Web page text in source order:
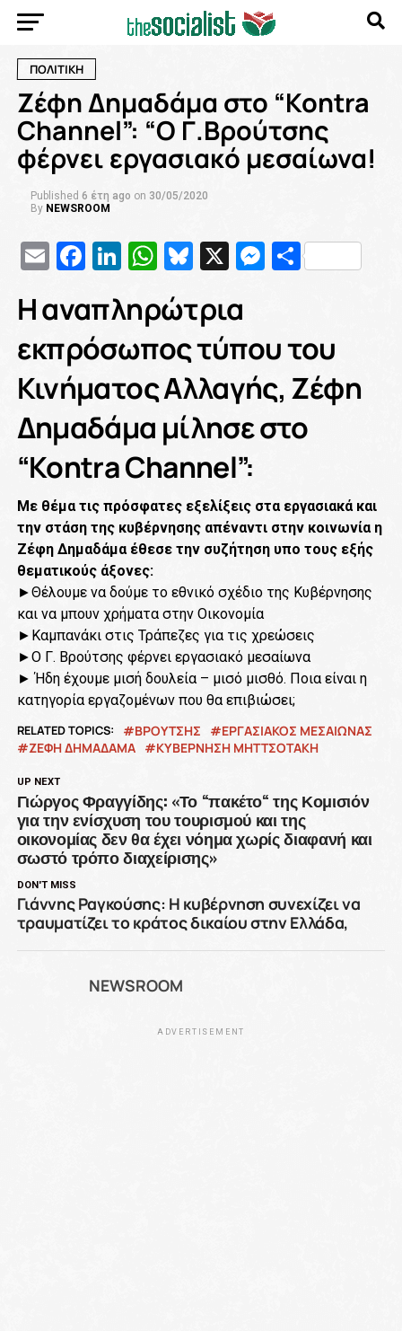
ΠΟΛΙΤΙΚΗ
Zέφη Δημαδάμα στο “Kontra
Channel”: “Ο Γ.Βρούτσης
φέρνει εργασιακό μεσαίωνα!
Published 6 έτη ago on 30/05/2020
By NEWSROOM
EmailFacebook
LinkedIn
WhatsApp
Bluesky
X
H αναπληρώτρια
εκπρόσωπος τύπου του
Κινήματος Αλλαγής, Ζέφη
Δημαδάμα μίλησε στο
“Kontra Channel”:
Με θέμα τις πρόσφατες εξελίξεις στα εργασιακά και
την στάση της κυβέρνησης απέναντι στην κοινωνία η
Ζέφη Δημαδάμα έθεσε την συζήτηση υπο τους εξής
θεματικούς άξονες:
►Θέλουμε να δούμε το εθνικό σχέδιο της Κυβέρνησης
και να μπουν χρήματα στην Οικονομία
►Καμπανάκι στις Τράπεζες για τις χρεώσεις
►Ο Γ. Βρούτσης φέρνει εργασιακό μεσαίωνα
► Ήδη έχουμε μισή δουλεία – μισό μισθό. Ποια είναι η
κατηγορία εργαζομένων που θα επιβιώσει;
RELATED TOPICS: ΒΡΟΥΤΣΗΣ
ΕΡΓΑΣΙΑΚΟΣ ΜΕΣΑΙΩΝΑΣ
ΖΕΦΗ ΔΗΜΑΔΑΜΑ
ΚΥΒΕΡΝΗΣΗ ΜΗΤΤΣΟΤΑΚΗ
UP NEXT
Γιώργος Φραγγίδης: «Το “πακέτο“ της Κομισιόν
για την ενίσχυση του τουρισμού και της
οικονομίας δεν θα έχει νόημα χωρίς διαφανή και
σωστό τρόπο διαχείρισης»
DON'T MISS
Γιάννης Ραγκούσης: Η κυβέρνηση συνεχίζει να
τραυματίζει το κράτος δικαίου στην Ελλάδα,
NEWSROOM
ADVERTISEMENT